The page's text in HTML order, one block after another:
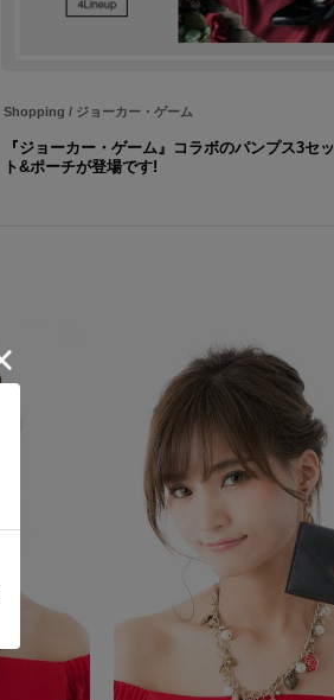
Shopping / ジョーカー・ゲーム
『ジョーカー・ゲーム』コラボのパンプス3セッ
ト&ポーチが登場です!